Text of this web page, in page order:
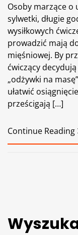
Osoby marzące o
sylwetki, długie
wysiłkowych
prowadzić mają
mięśniowej. By
ćwiczący
„odżywki na
ułatwić
prześcigają […]
Continue Reading